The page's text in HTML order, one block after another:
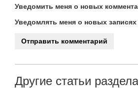
Уведомить меня о новых
Уведомлять меня о новых записях
Другие статьи раздела